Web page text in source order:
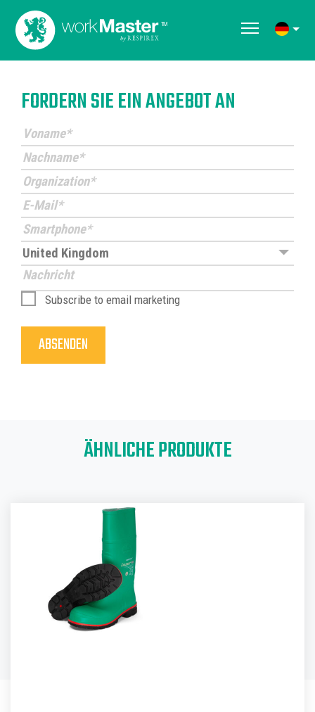
Produkt ist nicht verfügbar
FORDERN SIE EIN ANGEBOT AN
Subscribe to email marketing
ÄHNLICHE PRODUKTE